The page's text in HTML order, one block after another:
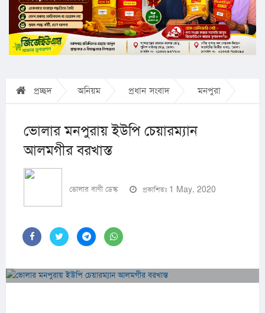
প্রচ্ছদ অনিয়ম প্রধান সংবাদ মনপুরা
ভোলার মনপুরায় ইউপি চেয়ারম্যান
আলমগীর বরখাস্ত
ভোলার বাণী ডেস্ক প্রকাশিতঃ 1 May, 2020